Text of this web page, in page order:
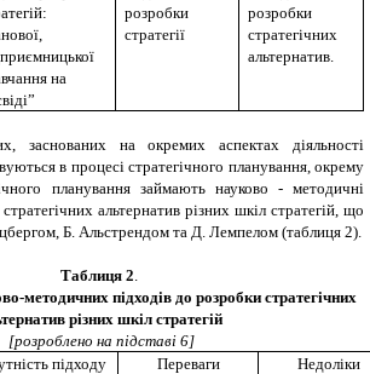
на
розробки
стратегії
розробки
стратегічних
альтернатив.
заснованих на окремих аспектах діяльності
в процесі стратегічного планування, окрему
планування займають науково - методичні
альтернатив різних шкіл стратегій, що
Б. Альстрендом та Д. Лемпелом (таблиця 2).
Таблиця 2
методичних підходів до розробки стратегічних
різних шкіл стратегій
[розроблено на підставі 6]
підходу Переваги Недоліки